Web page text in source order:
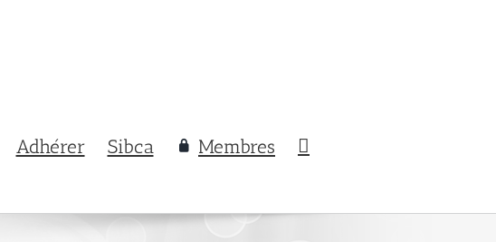
Adhérer Sibca Membres